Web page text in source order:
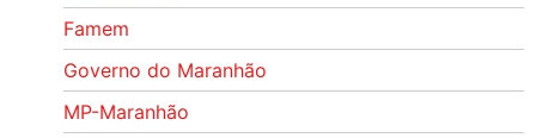
Famem
Governo do Maranhão
MP-Maranhão